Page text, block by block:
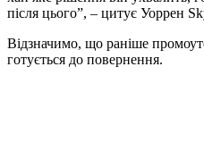
після цього”, – цитує Уоррен
Відзначимо, що раніше
готується до повернення.